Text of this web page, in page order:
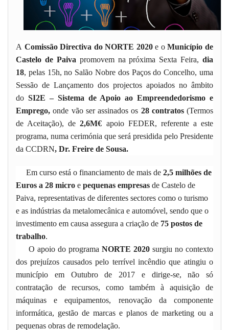
A Comissão Directiva do NORTE 2020e oMunicípio de
Castelo de Paiva promovem na próxima Sexta Feira, dia
18, pelas 15h, no Salão Nobre dos Paços do Concelho, uma
Sessão de Lançamento dos projectos apoiados no âmbito
do SI2E – Sistema de Apoio ao Empreendedorismo e
Emprego,onde vão ser assinados os 28 contratos(Termos
de Aceitação), de2,6M€ apoio FEDER, referente a este
programa, numa cerimónia que será presidida pelo Presidente
da CCDRN, Dr. Freire de Sousa.
Em curso está o financiamento de mais de 2,5 milhões de
Euros a 28 micro e pequenas empresas de Castelo de
Paiva, representativas de diferentes sectores como o turismo
e as indústrias da metalomecânica e automóvel, sendo que o
investimento em causa assegura a criação de 75 postos de
trabalho.
O apoio do programa NORTE 2020 surgiu no contexto
dos prejuízos causados pelo terrível incêndio que atingiu o
município em Outubro de 2017 e dirige-se, não só
contratação de recursos, como também à aquisição de
máquinas e equipamentos, renovação da componente
informática, gestão de marcas e planos de marketing ou a
pequenas obras de remodelação.